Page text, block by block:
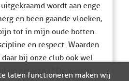
wordt aan enge
en been gaande vloeken,
tot in mijn oude botten.
en respect. Waarden
bij onze club ook wel
op gewezen? De wereld
laten functioneren maken wij